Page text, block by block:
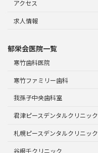
アクセス
求人情報
郁栄会医院一覧
寒竹歯科医院
寒竹ファミリー歯科
我孫子中央歯科室
君津ピースデンタルクリニック
札幌ピースデンタルクリニック
谷根千クリニック